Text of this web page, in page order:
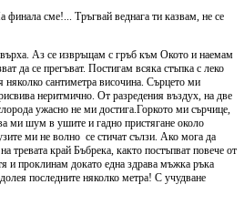
сме!... Тръгвай веднага ти казвам, не се
Аз се извръщам с гръб към Окото и наемам
да се прегъват. Постигам всяка стъпка с леко
няколко сантиметра височина. Сърцето ми
неритмично. От разредения въздух, на две
ужасно не ми достига.Горкото ми сърчице,
ми шум в ушите и гадно пристягане около
ми не волно се стичат сълзи. Ако мога да
тревата край Бъбрека, както постъпват повече от
и проклинам докато една здрава мъжка ръка
последните няколко метра! С учудване